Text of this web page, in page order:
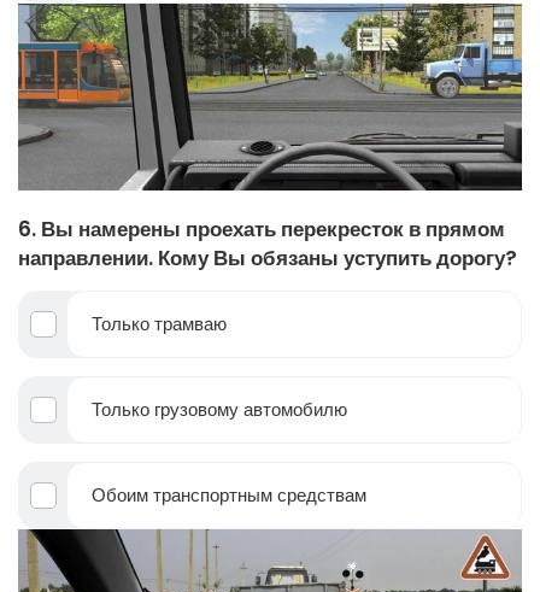
6. Вы намерены проехать перекресток в прямом
направлении. Кому Вы обязаны уступить дорогу?
Только трамваю
Только грузовому автомобилю
Обоим транспортным средствам